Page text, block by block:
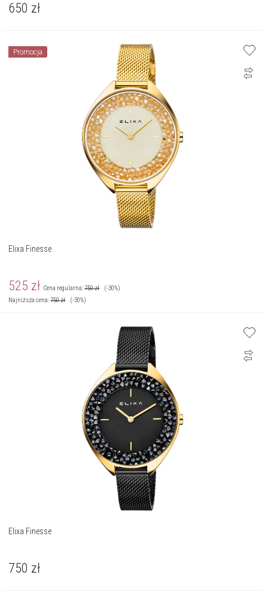
650 zł
Promocja
Elixa Finesse
525 zł Cena regularna:750zł
(-30%)
Najniższa cena:750zł (-30%)
Elixa Finesse
750 zł